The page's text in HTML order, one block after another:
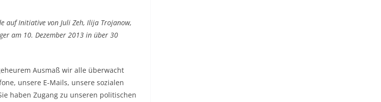
auf Initiative von Juli Zeh, Ilija Trojanow,
am 10. Dezember 2013 in über 30
Ausmaß wir alle überwacht
unsere E-Mails, unsere sozialen
haben Zugang zu unseren politischen